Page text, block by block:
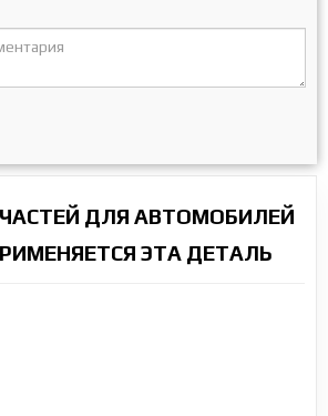
ДЛЯ АВТОМОБИЛЕЙ
ЭТА ДЕТАЛЬ